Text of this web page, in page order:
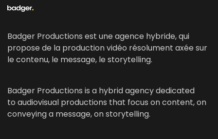
Badger Productions est une agence hybride, qui
propose de la production vidéo résolument axée sur
le contenu, le message, le storytelling.
Badger Productions is a hybrid agency dedicated
to audiovisual productions that focus on content, on
conveying a message, on storytelling.